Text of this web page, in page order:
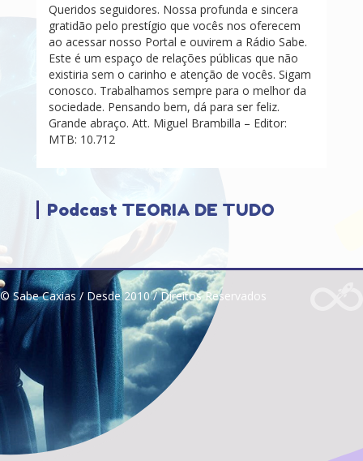
Queridos seguidores. Nossa profunda e sincera
gratidão pelo prestígio que vocês nos oferecem
ao acessar nosso Portal e ouvirem a Rádio Sabe.
Este é um espaço de relações públicas que não
existiria sem o carinho e atenção de vocês. Sigam
conosco. Trabalhamos sempre para o melhor da
sociedade. Pensando bem, dá para ser feliz.
Grande abraço. Att. Miguel Brambilla – Editor:
MTB: 10.712
Podcast TEORIA DE TUDO
© Sabe Caxias / Desde 2010 / Direitos Reservados